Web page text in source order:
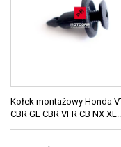
Kołek montażowy Honda
CBR GL CBR VFR CB NX